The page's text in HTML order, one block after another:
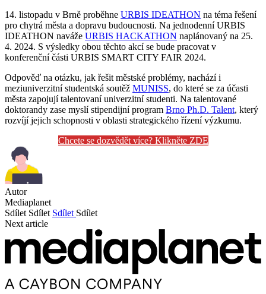
14. listopadu v Brně proběhne URBIS IDEATHON na téma řešení
pro chytrá města a dopravu budoucnosti. Na jednodenní URBIS
IDEATHON naváže URBIS HACKATHON naplánovaný na 25.
4. 2024. S výsledky obou těchto akcí se bude pracovat v
konferenční části URBIS SMART CITY FAIR 2024.
Odpověď na otázku, jak řešit městské problémy, nachází i
meziuniverzitní studentská soutěž MUNISS, do které se za účasti
města zapojují talentovaní univerzitní studenti. Na talentované
doktorandy zase myslí stipendijní program Brno Ph.D. Talent, který
rozvíjí jejich schopnosti v oblasti strategického řízení výzkumu.
Chcete se dozvědět více? Klikněte ZDE
Autor
Mediaplanet
Sdílet Sdílet Sdílet Sdílet
Next article